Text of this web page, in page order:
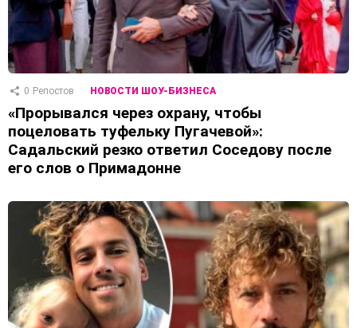
0 Репостов НОВОСТИ ШОУ-БИЗНЕСА
«Прорывался через охрану, чтобы
поцеловать туфельку Пугачевой»:
Садальский резко ответил Соседову после
его слов о Примадонне